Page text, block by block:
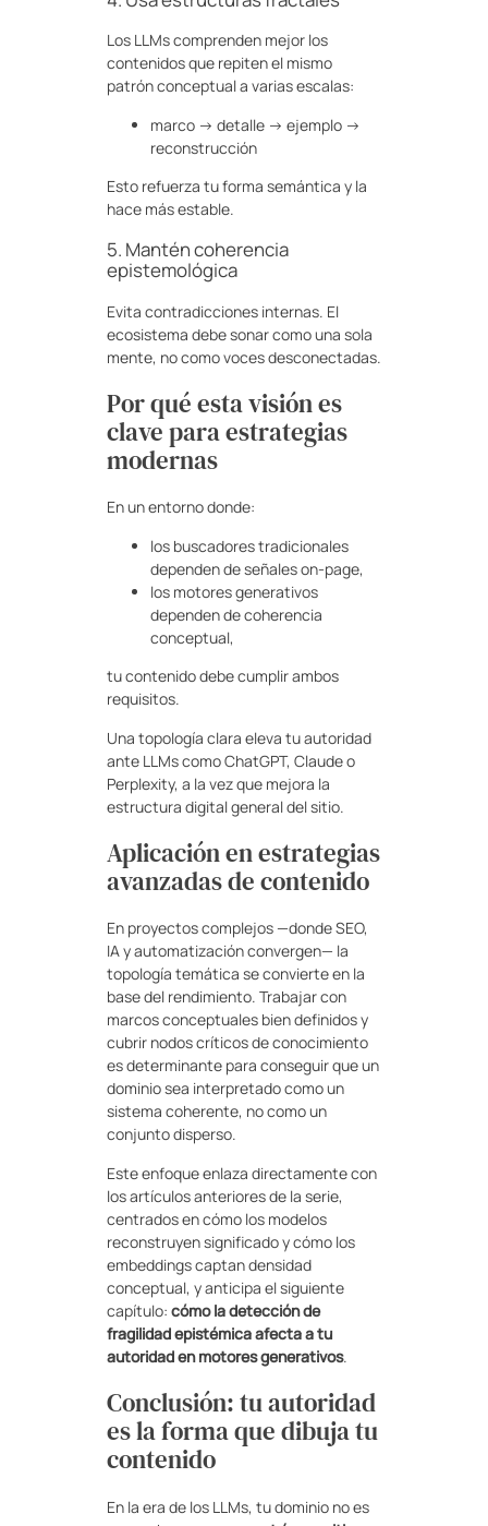
Los LLMs comprenden mejor los
contenidos que repiten el mismo
patrón conceptual a varias escalas:
marco → detalle → ejemplo →
reconstrucción
Esto refuerza tu forma semántica y la
hace más estable.
5. Mantén coherencia
epistemológica
Evita contradicciones internas. El
ecosistema debe sonar como una sola
mente, no como voces desconectadas.
Por qué esta visión es
clave para estrategias
modernas
En un entorno donde:
los buscadores tradicionales
dependen de señales on-page,
los motores generativos
dependen de coherencia
conceptual,
tu contenido debe cumplir ambos
requisitos.
Una topología clara eleva tu autoridad
ante LLMs como ChatGPT, Claude o
Perplexity, a la vez que mejora la
estructura digital general del sitio.
Aplicación en estrategias
avanzadas de contenido
En proyectos complejos —donde SEO,
IA y automatización convergen— la
topología temática se convierte en la
base del rendimiento. Trabajar con
marcos conceptuales bien definidos y
cubrir nodos críticos de conocimiento
es determinante para conseguir que un
dominio sea interpretado como un
sistema coherente, no como un
conjunto disperso.
Este enfoque enlaza directamente con
los artículos anteriores de la serie,
centrados en cómo los modelos
reconstruyen significado y cómo los
embeddings captan densidad
conceptual, y anticipa el siguiente
capítulo: cómo la detección de
fragilidad epistémica afecta a tu
autoridad en motores generativos.
Conclusión: tu autoridad
es la forma que dibuja tu
contenido
En la era de los LLMs, tu dominio no es